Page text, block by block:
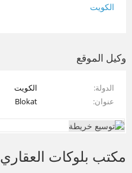
الكويت
فلسطين
سوريا
تونس
وكيل الموقع
الدولة
الكويت
عنوان
Blokat
مكتب بلوكات العقاري